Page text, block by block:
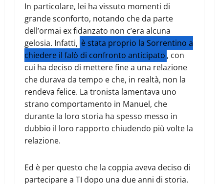
In particolare, lei ha vissuto momenti di
grande sconforto, notando che da parte
dell’ormai ex fidanzato non c’era alcuna
gelosia. Infatti, è stata proprio la Sorrentino a
chiedere il falò di confronto anticipato , con
cui ha deciso di mettere fine a una relazione
che durava da tempo e che, in realtà, non la
rendeva felice. La tronista lamentava uno
strano comportamento in Manuel, che
durante la loro storia ha spesso messo in
dubbio il loro rapporto chiudendo più volte la
relazione.
Ed è per questo che la coppia aveva deciso di
partecipare a TI dopo una due anni di storia.